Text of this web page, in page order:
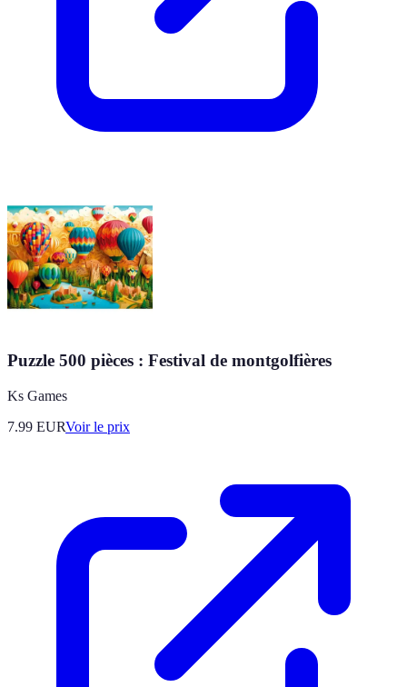
Puzzle 500 pièces : Festival de montgolfières
Ks Games
7.99 EURVoir le prix